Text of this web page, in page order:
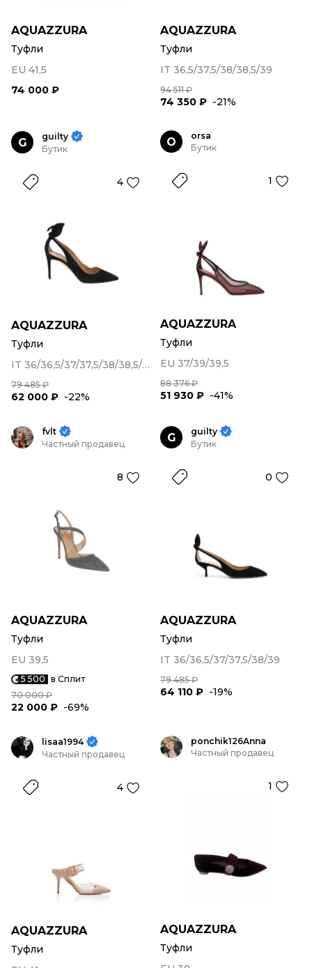
AQUAZZURA
Туфли
EU 41,5
74 000 ₽
AQUAZZURA
Туфли
IT 36,5/37,5/38/38,5/39
94 511 ₽
74 350 ₽ -21%
G
guilty
Бутик
4
AQUAZZURA
Туфли
IT 36/36,5/37/37,5/38/38,5/39
79 485 ₽
62 000 ₽ -22%
O
orsa
Бутик
1
AQUAZZURA
Туфли
EU 37/39/39,5
88 376 ₽
51 930 ₽ -41%
fvlt
Частный продавец
8
AQUAZZURA
Туфли
EU 39,5
5 500 в Сплит
70 000 ₽
22 000 ₽ -69%
G
guilty
Бутик
0
AQUAZZURA
Туфли
IT 36/36,5/37/37,5/38/39
79 485 ₽
64 110 ₽ -19%
lisaa1994
Частный продавец
4
AQUAZZURA
Туфли
ponchik126Anna
Частный продавец
1
AQUAZZURA
Туфли